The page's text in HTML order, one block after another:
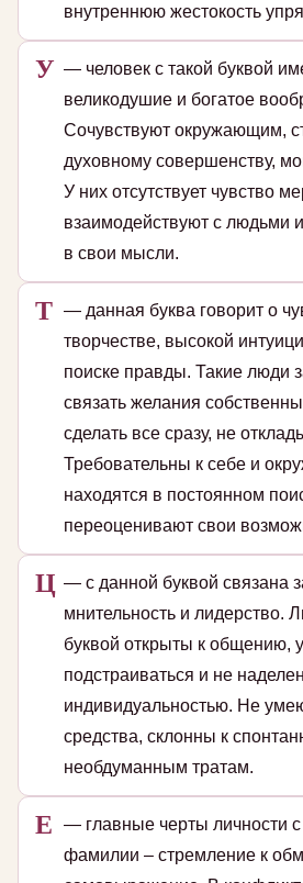
внутреннюю жестокость
У — человек с такой буквой
великодушие и богатое
Сочувствуют окружающим,
духовному совершенству,
У них отсутствует чувство
взаимодействуют с людьми
в свои мысли.
Т — данная буква говорит о
творчестве, высокой
поиске правды. Такие люди
связать желания
сделать все сразу, не
Требовательны к себе и
находятся в постоянном
переоценивают свои
Ц — с данной буквой связана
мнительность и лидерство.
буквой открыты к общению,
подстраиваться и не
индивидуальностью. Не
средства, склонны к
необдуманным тратам.
Е
— главные черты личности
фамилии – стремление к